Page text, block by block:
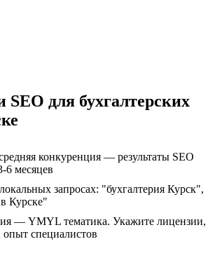
SEO для бухгалтерских
конкуренция — результаты SEO
6 месяцев
запросах: "бухгалтерия Курск",
Курске"
— YMYL тематика. Укажите лицензии,
специалистов